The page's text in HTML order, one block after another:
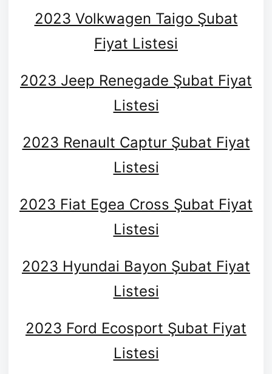
2023 Volkwagen Taigo Şubat
Fiyat Listesi
2023 Jeep Renegade Şubat Fiyat
Listesi
2023 Renault Captur Şubat Fiyat
Listesi
2023 Fiat Egea Cross Şubat Fiyat
Listesi
2023 Hyundai Bayon Şubat Fiyat
Listesi
2023 Ford Ecosport Şubat Fiyat
Listesi